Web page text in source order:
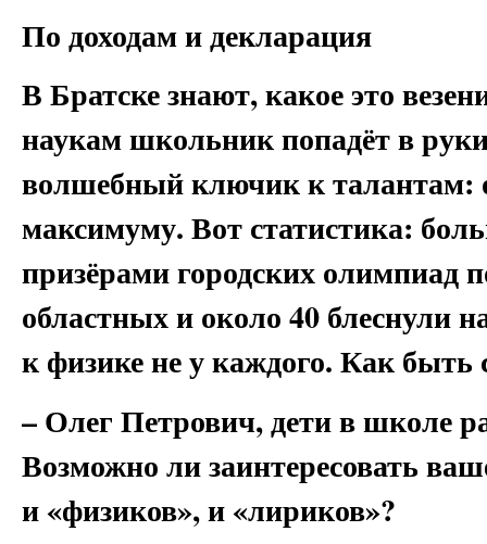
По доходам и декларация
В Братске знают, какое это
наукам школьник попадёт в
волшебный ключик к талантам:
максимуму. Вот статистика:
призёрами городских олимпиад
областных и около 40 блеснули
к физике не у каждого. Как
– Олег Петрович, дети в школе
Возможно ли заинтересовать
и «физиков», и «лириков»?